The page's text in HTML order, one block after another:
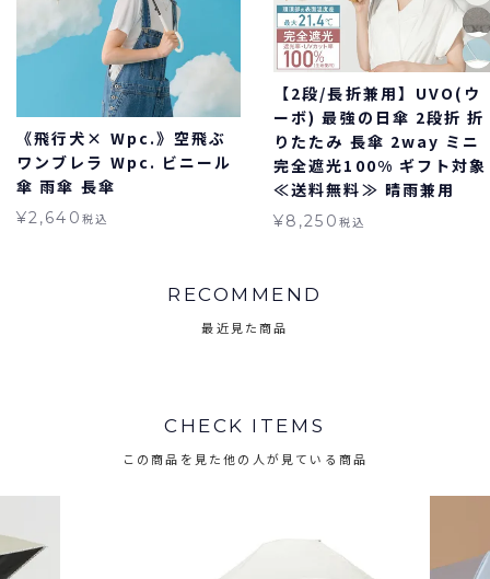
《飛行犬× Wpc.》空飛ぶ
ワンブレラ Wpc. ビニール
傘 雨傘 長傘
¥2,640 税込
【2段/長折兼用】UVO(ウ
ーボ) 最強の日傘 2段折 折
りたたみ 長傘 2way ミニ
完全遮光100% ギフト対象
≪送料無料≫ 晴雨兼用
¥8,250 税込
RECOMMEND
最近見た商品
CHECK ITEMS
この商品を見た他の人が見ている商品